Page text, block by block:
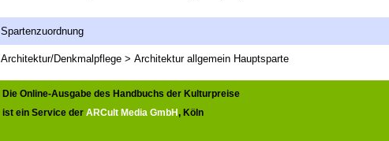
Spartenzuordnung
Architektur/Denkmalpflege > Architektur allgemein Hauptsparte
Die Online-Ausgabe des Handbuchs der Kulturpreise
ist ein Service der ARCult Media GmbH, Köln